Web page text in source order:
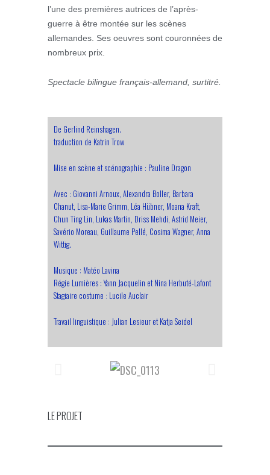
l’une des premières autrices de l’après-
guerre à être montée sur les scènes
allemandes. Ses oeuvres sont couronnées de
nombreux prix.
Spectacle bilingue français-allemand, surtitré.
De Gerlind Reinshagen.
traduction de Katrin Trow
Mise en scène et scénographie : Pauline Dragon
Avec : Giovanni Arnoux, Alexandra Boller, Barbara
Chanut, Lisa-Marie Grimm, Léa Hübner, Moana Kraft,
Chun Ting Lin, Lukas Martin, Driss Mehdi, Astrid Meier,
Savério Moreau, Guillaume Pellé, Cosima Wagner, Anna
Wittig.
Musique : Matéo Lavina
Régie Lumières : Yann Jacquelin et Nina Herbuté-Lafont
Stagiaire costume : Lucile Auclair
Travail linguistique : Julian Lesieur et Katja Seidel
LE PROJET